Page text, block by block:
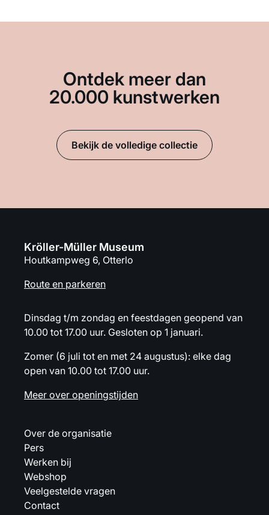
Ontdek meer dan
20.000 kunstwerken
Bekijk de volledige collectie
Kröller-Müller Museum
Houtkampweg 6, Otterlo
Route en parkeren
Dinsdag t/m zondag en feestdagen geopend van
10.00 tot 17.00 uur. Gesloten op 1 januari.
Zomer (6 juli tot en met 24 augustus): elke dag
open van 10.00 tot 17.00 uur.
Meer over openingstijden
Over de organisatie
Pers
Werken bij
Webshop
Veelgestelde vragen
Contact